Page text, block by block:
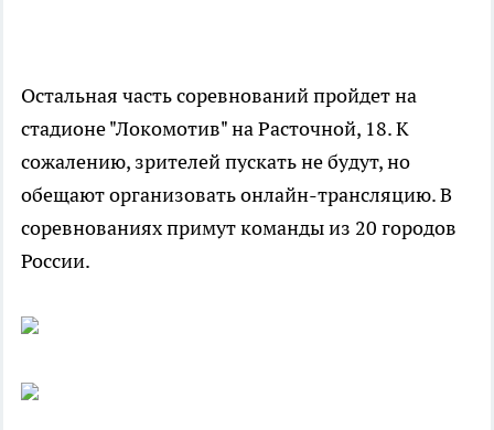
Остальная часть соревнований пройдет на
стадионе "Локомотив" на Расточной, 18. К
сожалению, зрителей пускать не будут, но
обещают организовать онлайн-трансляцию. В
соревнованиях примут команды из 20 городов
России.